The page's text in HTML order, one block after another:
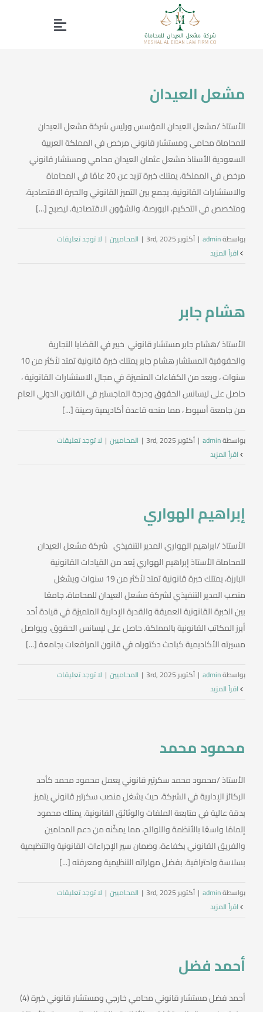
Toggle
Our Services
About Us
Working Group
Contact us
مشعل العيدان
الأستاذ /مشعل العيدان المؤسس ورئيس شركة مشعل العيدان
للمحاماة محامي ومستشار قانوني مرخص في المملكة العربية
السعودية الأستاذ مشعل عثمان العيدان محامي ومستشار قانوني
مرخص في المملكة. يمتلك خبرة تزيد عن 20 عامًا في المحاماة
والاستشارات القانونية. يجمع بين التميز القانوني والخبرة الاقتصادية،
ومتخصص في التحكيم، البورصة، والشؤون الاقتصادية. ليصبح [...]
بواسطةadmin
| أكتوبر 3rd, 2025 | المحاميين | لا توجد تعليقات
هشام جابر
الأستاذ /هشام جابر مستشار قانوني خبير في القضايا التجارية
والحقوقية المستشار هشام جابر يمتلك خبرة قانونية تمتد لأكثر من 10
سنوات ، ويعد من الكفاءات المتميزة في مجال الاستشارات القانونية ،
حاصل على ليسانس الحقوق ودرجة الماجستير في القانون الدولي العام
من جامعة أسيوط ، مما منحه قاعدة أكاديمية رصينة [...]
بواسطةadmin
| أكتوبر 3rd, 2025 | المحاميين | لا توجد تعليقات
إبراهيم الهواري
الأستاذ /ابراهيم الهواري المدير التنفيذي شركة مشعل العيدان
للمحاماة الأستاذ إبراهيم الهواري يُعد من القيادات القانونية
البارزة، يمتلك خبرة قانونية تمتد لأكثر من 19 سنوات ويشغل
منصب المدير التنفيذي لشركة مشعل العيدان للمحاماة، جامعًا
بين الخبرة القانونية العميقة والقدرة الإدارية المتميزة في قيادة أحد
أبرز المكاتب القانونية بالمملكة. حاصل على ليسانس الحقوق، ويواصل
مسيرته الأكاديمية كباحث دكتوراه في قانون المرافعات بجامعة [...]
بواسطةadmin
| أكتوبر 3rd, 2025 | المحاميين | لا توجد تعليقات
محمود محمد
الأستاذ /محمود محمد سكرتير قانوني يعمل محمود محمد كأحد
الركائز الإدارية في الشركة، حيث يشغل منصب سكرتير قانوني يتميز
بدقة عالية في متابعة الملفات والوثائق القانونية. يمتلك محمود
إلمامًا واسعًا بالأنظمة واللوائح، مما يمكّنه من دعم المحامين
والفريق القانوني بكفاءة، وضمان سير الإجراءات القانونية والتنظيمية
بسلاسة واحترافية. بفضل مهاراته التنظيمية ومعرفته [...]
بواسطةadmin
| أكتوبر 3rd, 2025 | المحاميين | لا توجد تعليقات
أحمد فضل
أحمد فضل مستشار قانوني محامي خارجي ومستشار قانوني خبرة (4)